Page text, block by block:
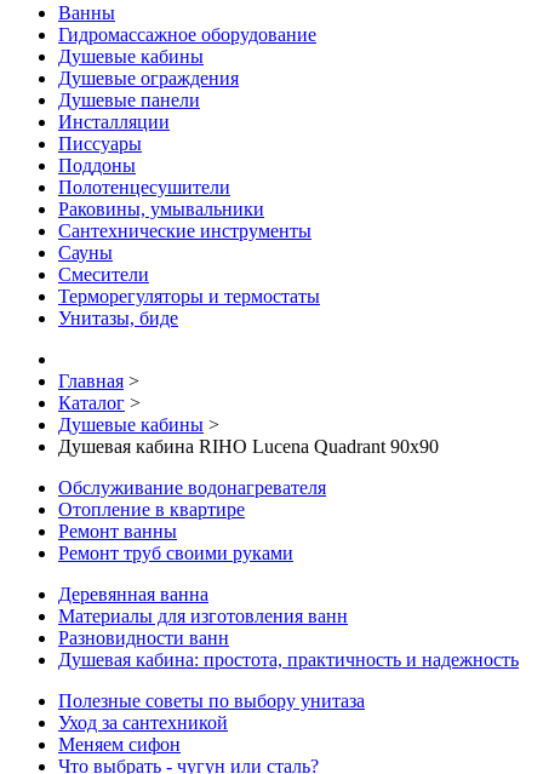
Ванны
Гидромассажное оборудование
Душевые кабины
Душевые ограждения
Душевые панели
Инсталляции
Писсуары
Поддоны
Полотенцесушители
Раковины, умывальники
Сантехнические инструменты
Сауны
Смесители
Терморегуляторы и термостаты
Унитазы, биде
Главная >
Каталог >
Душевые кабины >
Душевая кабина RIHO Lucena Quadrant 90х90
Обслуживание водонагревателя
Отопление в квартире
Ремонт ванны
Ремонт труб своими руками
Деревянная ванна
Материалы для изготовления ванн
Разновидности ванн
Душевая кабина: простота, практичность и надежность
Полезные советы по выбору унитаза
Уход за сантехникой
Меняем сифон
Что выбрать - чугун или сталь?